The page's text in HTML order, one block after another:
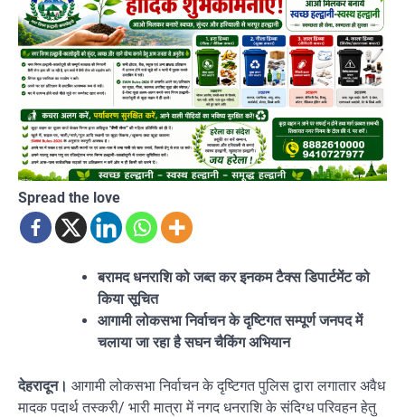
Spread the love
बरामद धनराशि को जब्त कर इनकम टैक्स डिपार्टमेंट को
किया सूचित
आगामी लोकसभा निर्वाचन के दृष्टिगत सम्पूर्ण जनपद में
चलाया जा रहा है सघन चैकिंग अभियान
देहरादून। आगामी लोकसभा निर्वाचन के दृष्टिगत पुलिस द्वारा लगातार अवैध
मादक पदार्थ तस्करी/ भारी मात्रा में नगद धनराशि के संदिग्ध परिवहन हेतु